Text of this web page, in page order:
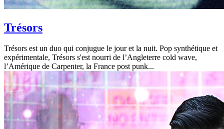
Trésors
Trésors est un duo qui conjugue le jour et la nuit. Pop synthétique et
expérimentale, Trésors s'est nourri de l’Angleterre cold wave,
l’Amérique de Carpenter, la France post punk...